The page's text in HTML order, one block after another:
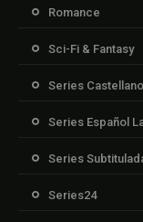
Romance
Sci-Fi & Fantasy
Series Castellano
Series Español
Series
Series24